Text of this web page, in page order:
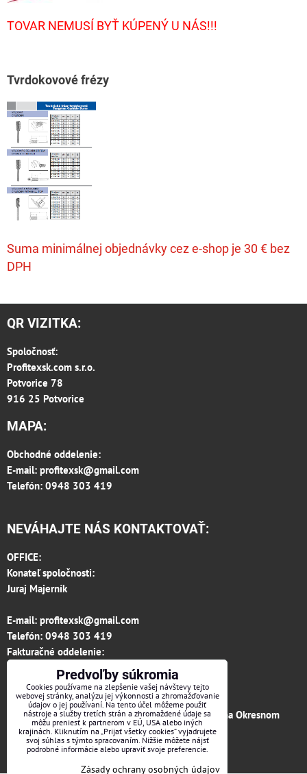
TOVAR NEMUSÍ BYŤ KÚPENÝ U NÁS!!!
Tvrdokovové frézy
Suma minimálnej objednávky cez e-shop je 30 € bez
DPH
QR VIZITKA:
Spoločnosť:
Profitexsk.com s.r.o.
Potvorice 78
916 25 Potvorice
MAPA:
Obchodné oddelenie:
E-mail: profitexsk@gmail.com
Telefón: 0948 303 419
NEVÁHAJTE NÁS KONTAKTOVAŤ:
OFFICE:
Konateľ spoločnosti:
Juraj Majerník
E-mail: profitexsk@gmail.com
Telefón: 0948 303 419
Fakturačné oddelenie:
invoice.profitexsk@gmail.com
IČO: 36313157
IČ DPH: SK 2020182615
Firma je zapísaná v obchodnom registri vedenom na Okresnom
súde v Trenčíne, vložka č.12066/R odd. s.r.o.
Predvoľby súkromia
Cookies používame na zlepšenie vašej návštevy tejto
webovej stránky, analýzu jej výkonnosti a zhromažďovanie
údajov o jej používaní. Na tento účel môžeme použiť
nástroje a služby tretích strán a zhromaždené údaje sa
môžu preniesť k partnerom v EÚ, USA alebo iných
krajinách. Kliknutím na „Prijať všetky cookies“ vyjadrujete
svoj súhlas s týmto spracovaním. Nižšie môžete nájsť
podrobné informácie alebo upraviť svoje preferencie.
Zásady ochrany osobných údajov